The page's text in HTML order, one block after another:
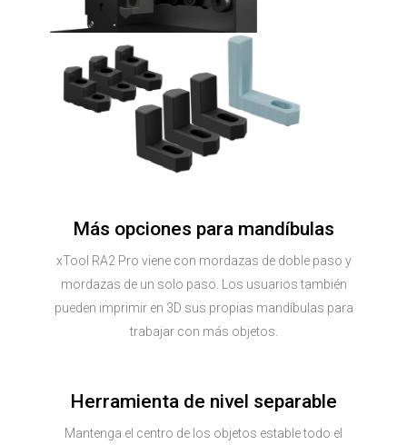
Más opciones para mandíbulas
xTool RA2 Pro viene con mordazas de doble paso y
mordazas de un solo paso. Los usuarios también
pueden imprimir en 3D sus propias mandíbulas para
trabajar con más objetos.
Herramienta de nivel separable
Mantenga el centro de los objetos estable todo el